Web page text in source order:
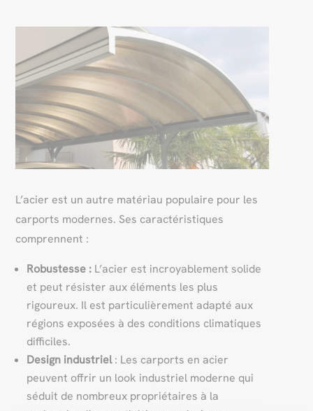
L’acier est un autre matériau populaire pour les
carports modernes. Ses caractéristiques
comprennent :
Robustesse : L’acier est incroyablement solide
et peut résister aux éléments les plus
rigoureux. Il est particulièrement adapté aux
régions exposées à des conditions climatiques
difficiles.
Design industriel: Les carports en acier
peuvent offrir un look industriel moderne qui
séduit de nombreux propriétaires à la